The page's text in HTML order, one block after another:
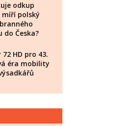
odkup
míří polský
do Česka?
72 HD pro 43.
éra mobility